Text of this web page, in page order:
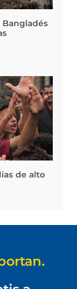
Bangladés
de alto